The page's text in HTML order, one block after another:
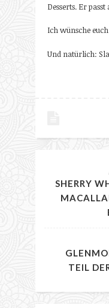
Desserts. Er
Ich wünsche
Und natürlich:
SHERRY
TEIL